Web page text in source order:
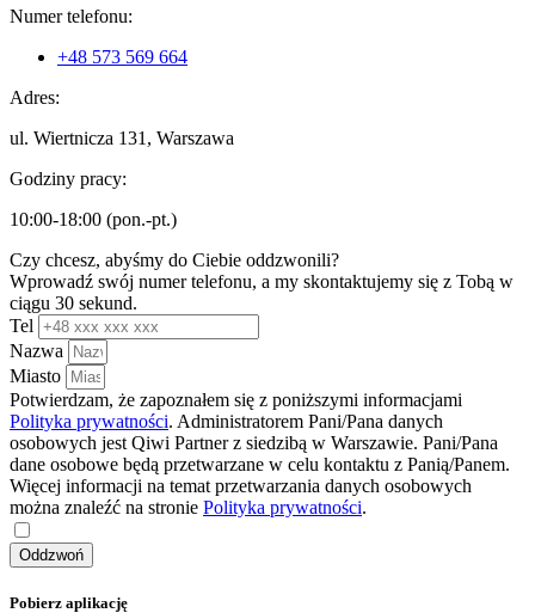
Numer telefonu:
+48 573 569 664
Adres:
ul. Wiertnicza 131, Warszawa
Godziny pracy:
10:00-18:00 (pon.-pt.)
Czy chcesz, abyśmy do Ciebie oddzwonili?
Wprowadź swój numer telefonu, a my skontaktujemy się z Tobą w
ciągu 30 sekund.
Tel
Nazwa
Miasto
Potwierdzam, że zapoznałem się z poniższymi informacjami
Polityka prywatności. Administratorem Pani/Pana danych
osobowych jest Qiwi Partner z siedzibą w Warszawie. Pani/Pana
dane osobowe będą przetwarzane w celu kontaktu z Panią/Panem.
Więcej informacji na temat przetwarzania danych osobowych
można znaleźć na stronie Polityka prywatności.
Oddzwoń
Pobierz aplikację